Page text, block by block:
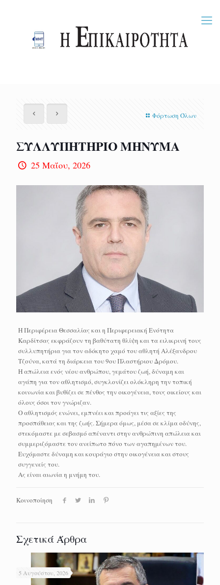
Φόρτωση Όλων
ΣΥΛΛΥΠΗΤΗΡΙΟ ΜΗΝΥΜΑ
25 Μαΐου, 2026
Η Περιφέρεια Θεσσαλίας και η Περιφερειακή Ενότητα
Καρδίτσας εκφράζουν τη βαθύτατη θλίψη και τα ειλικρινή τους
συλλυπητήρια για τον αδόκητο χαμό του αθλητή Αλέξανδρου
Τζούνα, κατά τη διάρκεια του 9ου Πλαστήριου Δρόμου.
Η απώλεια ενός νέου ανθρώπου, γεμάτου ζωή, δύναμη και
αγάπη για τον αθλητισμό, συγκλονίζει ολόκληρη την τοπική
κοινωνία και βυθίζει σε πένθος την οικογένεια, τους οικείους και
όλους όσοι τον γνώριζαν.
Ο αθλητισμός ενώνει, εμπνέει και προάγει τις αξίες της
προσπάθειας και της ζωής. Σήμερα όμως, μέσα σε κλίμα οδύνης,
στεκόμαστε με σεβασμό απέναντι στην ανθρώπινη απώλεια και
συμμεριζόμαστε τον ανείπωτο πόνο των αγαπημένων του.
Ευχόμαστε δύναμη και κουράγιο στην οικογένεια και στους
συγγενείς του.
Ας είναι αιωνία η μνήμη του.
Κοινοποίηση
Σχετικά Άρθρα
5 Αυγούστου, 2026